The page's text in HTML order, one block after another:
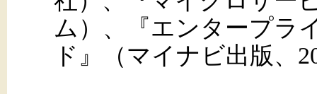
ム）、『エンタープラ
ド』（マイナビ出版、